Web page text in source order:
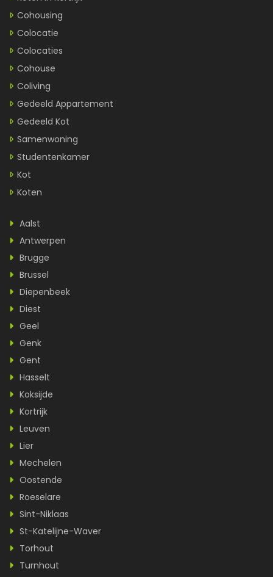
Cohousing
Colocatie
Colocaties
Cohouse
Coliving
Gedeeld Appartement
Gedeeld Kot
Samenwoning
Studentenkamer
Kot
Koten
Aalst
Antwerpen
Brugge
Brussel
Diepenbeek
Diest
Geel
Genk
Gent
Hasselt
Koksijde
Kortrijk
Leuven
Lier
Mechelen
Oostende
Roeselare
Sint-Niklaas
St-Katelijne-Waver
Torhout
Turnhout